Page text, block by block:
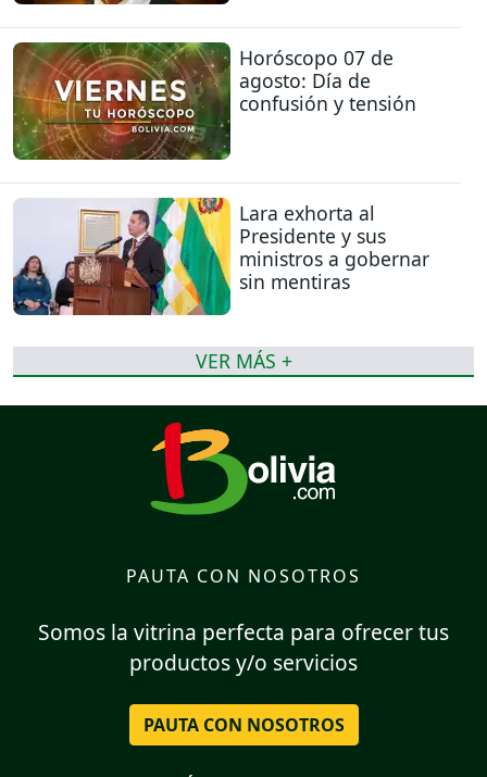
Horóscopo 07 de
agosto: Día de
confusión y tensión
Lara exhorta al
Presidente y sus
ministros a gobernar
sin mentiras
VER MÁS +
PAUTA CON NOSOTROS
Somos la vitrina perfecta para ofrecer tus
productos y/o servicios
PAUTA CON NOSOTROS